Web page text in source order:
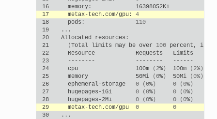
16
memory:
16398052Ki
17
metax-tech.com/gpu:
4
18
pods:
110
19
20
Allocated
21
( Total limits may be over 100 percent,
i.e.,
22
Resource Requests
23
-------- --------
24
cpu 100m ( 2%) 100m ( 2%)
25
memory 50Mi ( 0%) 50Mi ( 0%)
26
ephemeral-storage 0 ( 0%) 0 ( 0%)
27
hugepages-1Gi 0 ( 0%) 0 ( 0%)
28
hugepages-2Mi 0 ( 0%) 0 ( 0%)
29
metax-tech.com/gpu 0
0
30